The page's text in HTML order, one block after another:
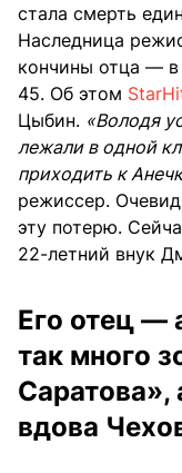
стала смерть
Наследница
кончины отца — в
45. Об этом
Цыбин. «Володя
лежали в одной
приходить к
режиссер.
эту потерю.
22-летний внук
Его отец —
так много
Саратова»,
вдова